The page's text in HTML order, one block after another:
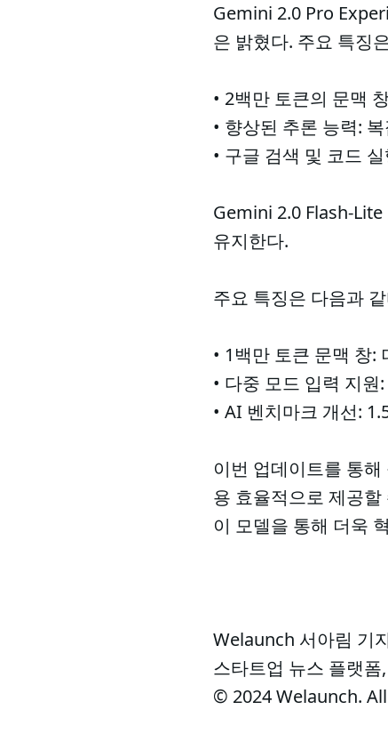
Gemini 2.0 Pro
은 밝혔다. 주요 특징
• 2백만 토큰의 문맥
• 향상된 추론 능력:
• 구글 검색 및 코드
Gemini 2.0 Flash-
유지한다.
주요 특징은 다음과
• 1백만 토큰 문맥 창:
• 다중 모드 입력 지
• AI 벤치마크 개선:
이번 업데이트를 통
용 효율적으로 제공
이 모델을 통해 더욱
Welaunch 서아림 기
스타트업 뉴스 플랫폼
© 2024 Welaunch.